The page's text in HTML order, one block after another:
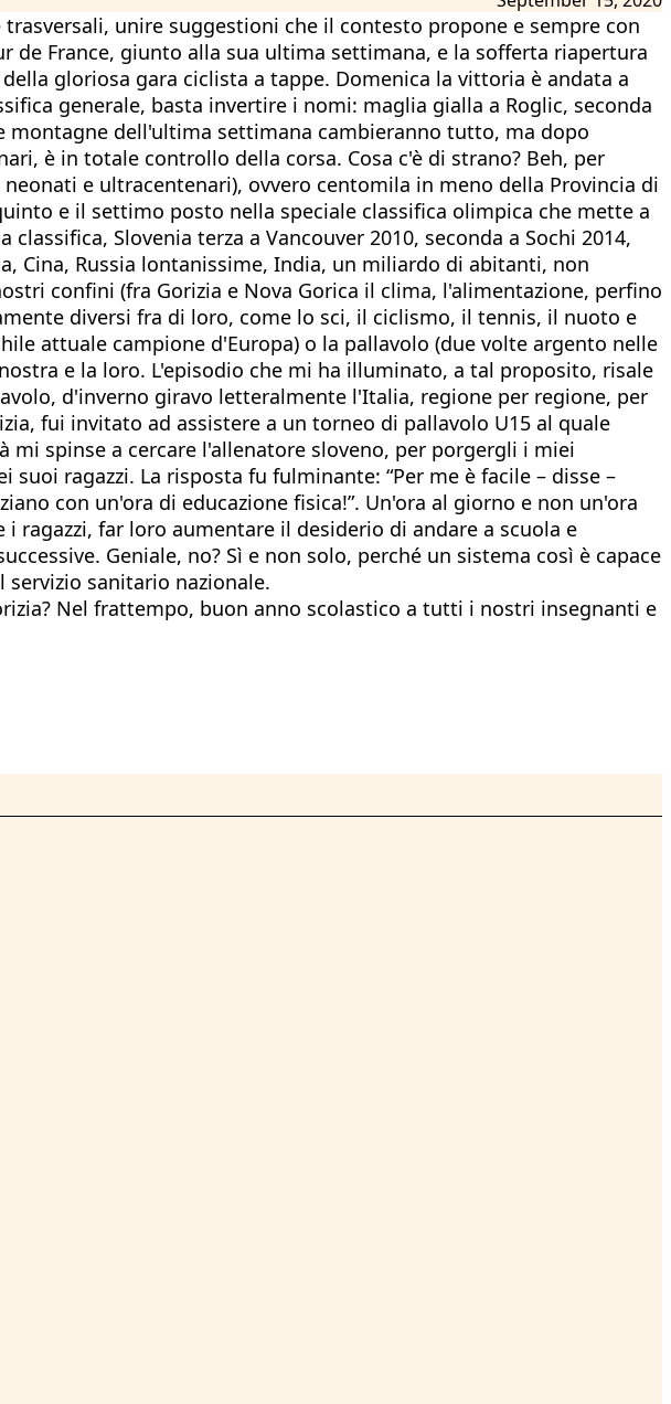
unire suggestioni che il contesto propone e sempre con
de France, giunto alla sua ultima settimana, e la sofferta riapertura
gloriosa gara ciclista a tappe. Domenica la vittoria è andata a
generale, basta invertire i nomi: maglia gialla a Roglic, seconda
montagne dell'ultima settimana cambieranno tutto, ma dopo
è in totale controllo della corsa. Cosa c'è di strano? Beh, per
e ultracentenari), ovvero centomila in meno della Provincia di
e il settimo posto nella speciale classifica olimpica che mette a
Slovenia terza a Vancouver 2010, seconda a Sochi 2014,
Cina, Russia lontanissime, India, un miliardo di abitanti, non
confini (fra Gorizia e Nova Gorica il clima, l'alimentazione, perfino
diversi fra di loro, come lo sci, il ciclismo, il tennis, il nuoto e
attuale campione d'Europa) o la pallavolo (due volte argento nelle
e la loro. L'episodio che mi ha illuminato, a tal proposito, risale
d'inverno giravo letteralmente l'Italia, regione per regione, per
fui invitato ad assistere a un torneo di pallavolo U15 al quale
mi spinse a cercare l'allenatore sloveno, per porgergli i miei
ragazzi. La risposta fu fulminante: “Per me è facile – disse –
con un'ora di educazione fisica!”. Un'ora al giorno e non un'ora
far loro aumentare il desiderio di andare a scuola e
Geniale, no? Sì e non solo, perché un sistema così è capace
servizio sanitario nazionale.
Nel frattempo, buon anno scolastico a tutti i nostri insegnanti e